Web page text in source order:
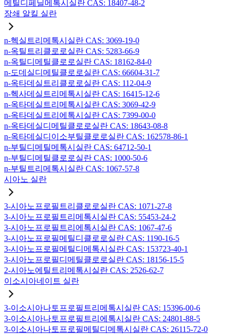
메틸디페닐메톡시실란 CAS: 18407-48-2
장쇄 알킬 실란
n-헥실트리메톡시실란 CAS: 3069-19-0
n-옥틸트리클로로실란 CAS: 5283-66-9
n-옥틸디메틸클로로실란 CAS: 18162-84-0
n-도데실디메틸클로로실란 CAS: 66604-31-7
n-옥타데실트리클로로실란 CAS: 112-04-9
n-헥사데실트리메톡시실란 CAS: 16415-12-6
n-옥타데실트리메톡시실란 CAS: 3069-42-9
n-옥타데실트리에톡시실란 CAS: 7399-00-0
n-옥타데실디메틸클로로실란 CAS: 18643-08-8
n-옥타데실디이소부틸클로로실란 CAS: 162578-86-1
n-부틸디메틸메톡시실란 CAS: 64712-50-1
n-부틸디메틸클로로실란 CAS: 1000-50-6
n-부틸트리메톡시실란 CAS: 1067-57-8
시아노 실란
3-시아노프로필트리클로로실란 CAS: 1071-27-8
3-시아노프로필트리메톡시실란 CAS: 55453-24-2
3-시아노프로필트리에톡시실란 CAS: 1067-47-6
3-시아노프로필메틸디클로로실란 CAS: 1190-16-5
3-시아노프로필메틸디메톡시실란 CAS: 153723-40-1
3-시아노프로필디메틸클로로실란 CAS: 18156-15-5
2-시아노에틸트리메톡시실란 CAS: 2526-62-7
이소시아네이트 실란
3-이소시아나토프로필트리메톡시실란 CAS: 15396-00-6
3-이소시아나토프로필트리에톡시실란 CAS: 24801-88-5
3-이소시아나토프로필메틸디메톡시실란 CAS: 26115-72-0